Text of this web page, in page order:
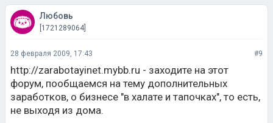
Любовь
[1721289064]
28 февраля 2009, 17:43 #9
http://zarabotayinet.mybb.ru - заходите на этот
форум, пообщаемся на тему дополнительных
заработков, о бизнесе "в халате и тапочках", то есть,
не выходя из дома.